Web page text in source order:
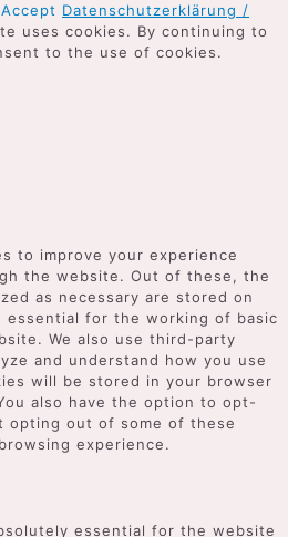
Datenschutzerklärung /
uses cookies. By continuing to
to the use of cookies.
to improve your experience
the website. Out of these, the
as necessary are stored on
essential for the working of basic
We also use third-party
and understand how you use
will be stored in your browser
also have the option to opt-
opting out of some of these
experience.
essential for the website